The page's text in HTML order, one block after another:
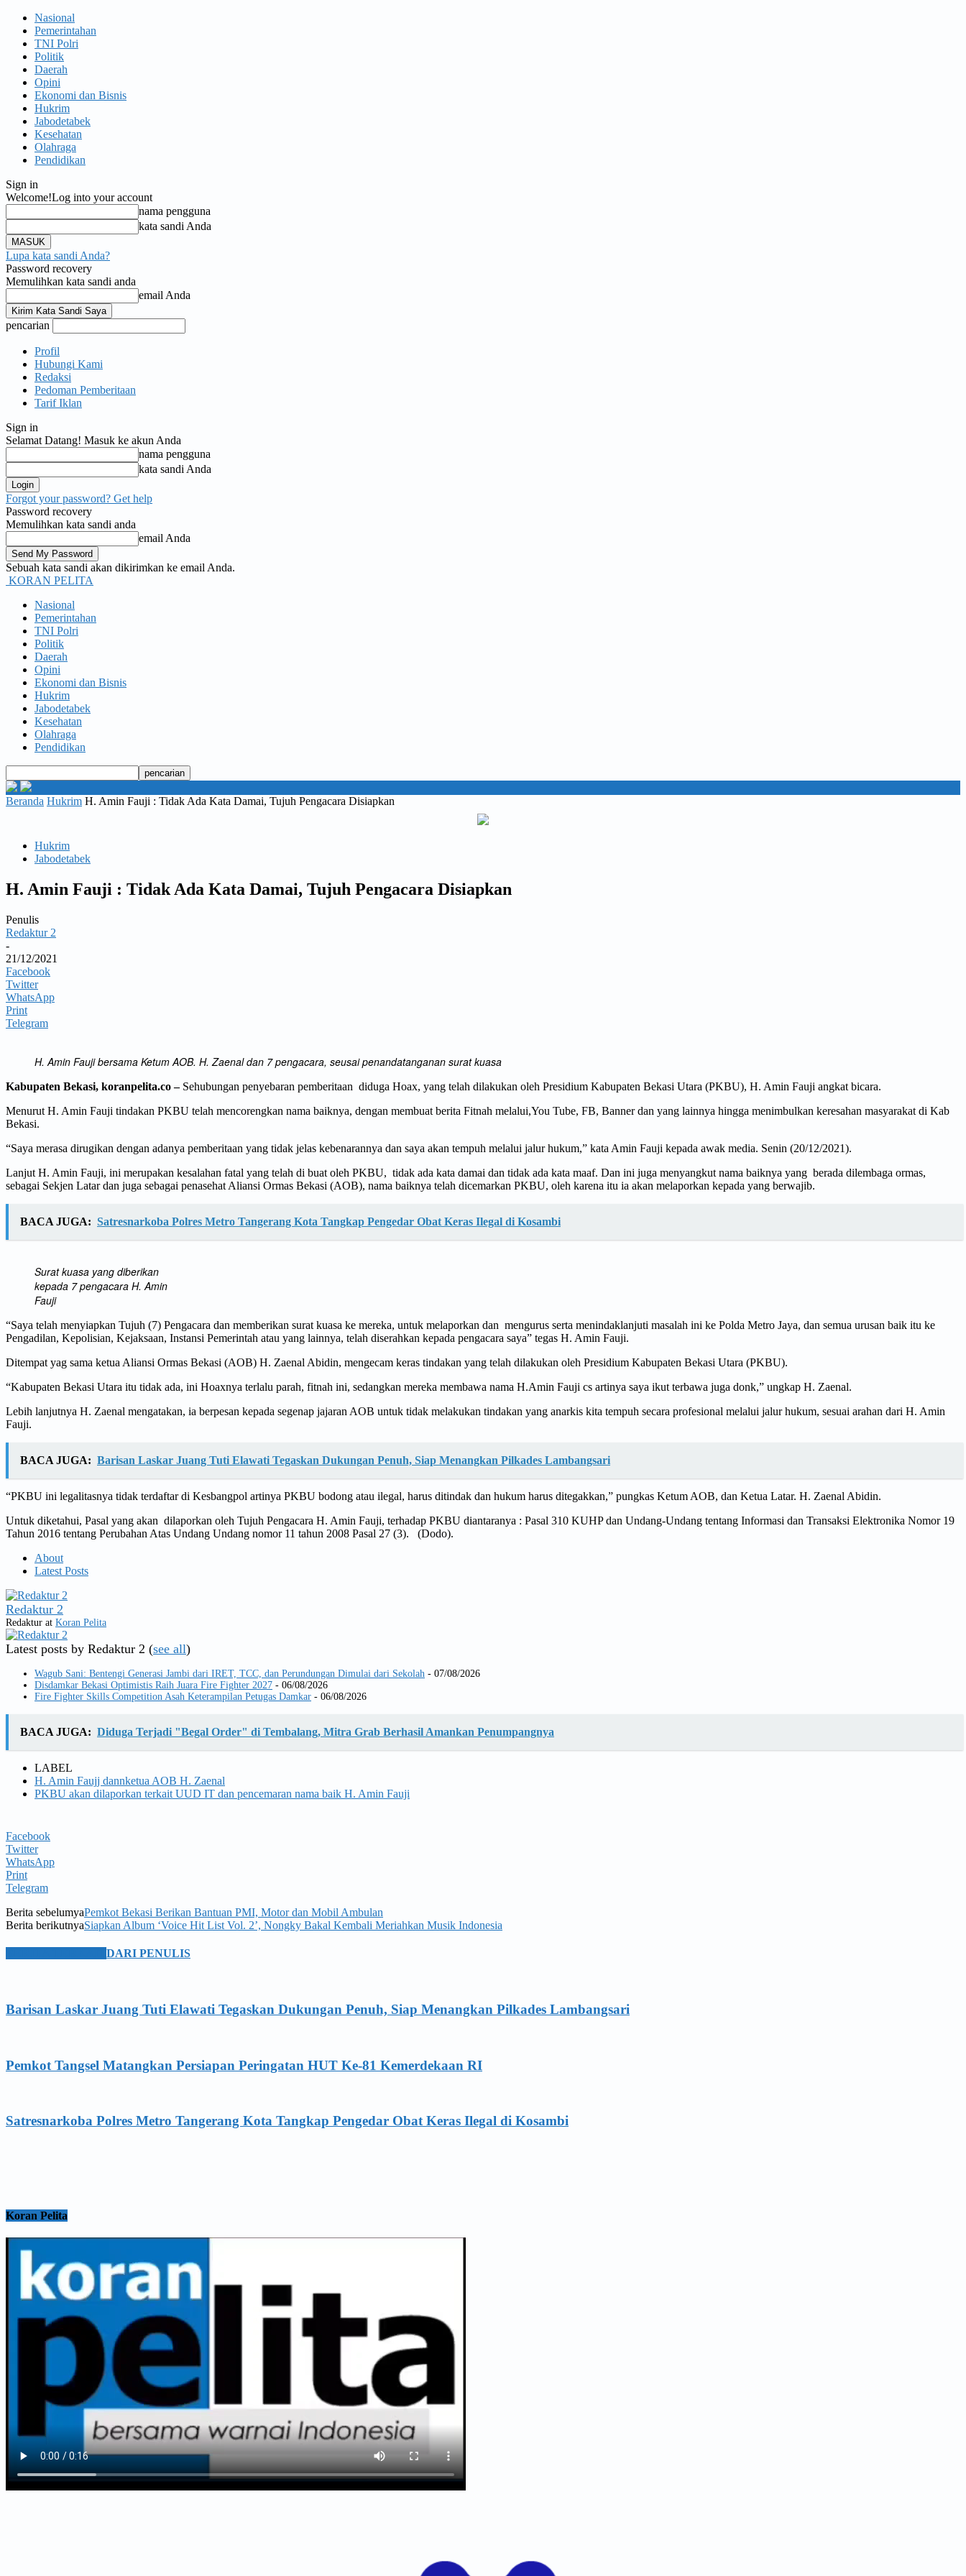
Nasional
Pemerintahan
TNI Polri
Politik
Daerah
Opini
Ekonomi dan Bisnis
Hukrim
Jabodetabek
Kesehatan
Olahraga
Pendidikan
Sign in
Welcome!Log into your account
nama pengguna
kata sandi Anda
Lupa kata sandi Anda?
Password recovery
Memulihkan kata sandi anda
email Anda
pencarian
Profil
Hubungi Kami
Redaksi
Pedoman Pemberitaan
Tarif Iklan
Sign in
Selamat Datang! Masuk ke akun Anda
nama pengguna
kata sandi Anda
Forgot your password? Get help
Password recovery
Memulihkan kata sandi anda
email Anda
Sebuah kata sandi akan dikirimkan ke email Anda.
KORAN PELITA
Nasional
Pemerintahan
TNI Polri
Politik
Daerah
Opini
Ekonomi dan Bisnis
Hukrim
Jabodetabek
Kesehatan
Olahraga
Pendidikan
Beranda Hukrim H. Amin Fauji : Tidak Ada Kata Damai, Tujuh Pengacara Disiapkan
Hukrim
Jabodetabek
H. Amin Fauji : Tidak Ada Kata Damai, Tujuh Pengacara Disiapkan
Penulis
Redaktur 2
-
21/12/2021
Facebook
Twitter
WhatsApp
Print
Telegram
H. Amin Fauji bersama Ketum AOB. H. Zaenal dan 7 pengacara, seusai penandatanganan surat kuasa
Kabupaten Bekasi, koranpelita.co –Sehubungan penyebaran pemberitaan diduga Hoax, yang telah dilakukan oleh Presidium Kabupaten Bekasi Utara (PKBU), H. Amin Fauji angkat bicara.
Menurut H. Amin Fauji tindakan PKBU telah mencorengkan nama baiknya, dengan membuat berita Fitnah melalui,You Tube, FB, Banner dan yang lainnya hingga menimbulkan keresahan masyarakat di Kab
Bekasi.
“Saya merasa dirugikan dengan adanya pemberitaan yang tidak jelas kebenarannya dan saya akan tempuh melalui jalur hukum,” kata Amin Fauji kepada awak media. Senin (20/12/2021).
Lanjut H. Amin Fauji, ini merupakan kesalahan fatal yang telah di buat oleh PKBU, tidak ada kata damai dan tidak ada kata maaf. Dan ini juga menyangkut nama baiknya yang berada dilembaga ormas,
sebagai Sekjen Latar dan juga sebagai penasehat Aliansi Ormas Bekasi (AOB), nama baiknya telah dicemarkan PKBU, oleh karena itu ia akan melaporkan kepada yang berwajib.
BACA JUGA: Satresnarkoba Polres Metro Tangerang Kota Tangkap Pengedar Obat Keras Ilegal di Kosambi
Surat kuasa yang diberikan
kepada 7 pengacara H. Amin
Fauji
“Saya telah menyiapkan Tujuh (7) Pengacara dan memberikan surat kuasa ke mereka, untuk melaporkan dan mengurus serta menindaklanjuti masalah ini ke Polda Metro Jaya, dan semua urusan baik itu ke
Pengadilan, Kepolisian, Kejaksaan, Instansi Pemerintah atau yang lainnya, telah diserahkan kepada pengacara saya” tegas H. Amin Fauji.
Ditempat yag sama ketua Aliansi Ormas Bekasi (AOB) H. Zaenal Abidin, mengecam keras tindakan yang telah dilakukan oleh Presidium Kabupaten Bekasi Utara (PKBU).
“Kabupaten Bekasi Utara itu tidak ada, ini Hoaxnya terlalu parah, fitnah ini, sedangkan mereka membawa nama H.Amin Fauji cs artinya saya ikut terbawa juga donk,” ungkap H. Zaenal.
Lebih lanjutnya H. Zaenal mengatakan, ia berpesan kepada segenap jajaran AOB untuk tidak melakukan tindakan yang anarkis kita tempuh secara profesional melalui jalur hukum, sesuai arahan dari H. Amin
Fauji.
BACA JUGA: Barisan Laskar Juang Tuti Elawati Tegaskan Dukungan Penuh, Siap Menangkan Pilkades Lambangsari
“PKBU ini legalitasnya tidak terdaftar di Kesbangpol artinya PKBU bodong atau ilegal, harus ditindak dan hukum harus ditegakkan,” pungkas Ketum AOB, dan Ketua Latar. H. Zaenal Abidin.
Untuk diketahui, Pasal yang akan dilaporkan oleh Tujuh Pengacara H. Amin Fauji, terhadap PKBU diantaranya : Pasal 310 KUHP dan Undang-Undang tentang Informasi dan Transaksi Elektronika Nomor 19
Tahun 2016 tentang Perubahan Atas Undang Undang nomor 11 tahun 2008 Pasal 27 (3). (Dodo).
About
Latest Posts
Redaktur 2
Redaktur at Koran Pelita
Latest posts by Redaktur 2 (see all)
Wagub Sani: Bentengi Generasi Jambi dari IRET, TCC, dan Perundungan Dimulai dari Sekolah - 07/08/2026
Disdamkar Bekasi Optimistis Raih Juara Fire Fighter 2027 - 06/08/2026
Fire Fighter Skills Competition Asah Keterampilan Petugas Damkar - 06/08/2026
BACA JUGA: Diduga Terjadi "Begal Order" di Tembalang, Mitra Grab Berhasil Amankan Penumpangnya
LABEL
H. Amin Faujj dannketua AOB H. Zaenal
PKBU akan dilaporkan terkait UUD IT dan pencemaran nama baik H. Amin Fauji
Facebook
Twitter
WhatsApp
Print
Telegram
Berita sebelumyaPemkot Bekasi Berikan Bantuan PMI, Motor dan Mobil Ambulan
Berita berikutnyaSiapkan Album ‘Voice Hit List Vol. 2’, Nongky Bakal Kembali Meriahkan Musik Indonesia
DARI PENULIS
Barisan Laskar Juang Tuti Elawati Tegaskan Dukungan Penuh, Siap Menangkan Pilkades Lambangsari
Pemkot Tangsel Matangkan Persiapan Peringatan HUT Ke-81 Kemerdekaan RI
Satresnarkoba Polres Metro Tangerang Kota Tangkap Pengedar Obat Keras Ilegal di Kosambi
Koran Pelita